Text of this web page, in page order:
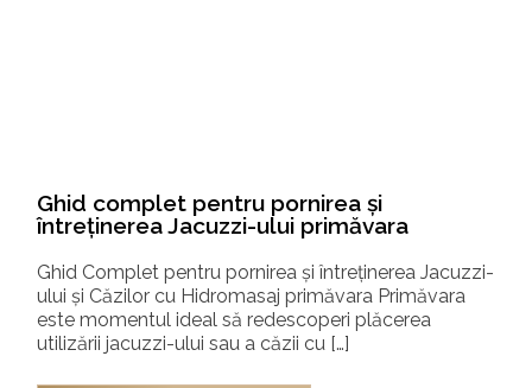
Ghid complet: Cum să alegi sauna care se
armonizează cu stilul tău de viață
Alegerea saunei potrivite pentru tine: Infraroșu sau
Tradițională? Cultura saunei a fost întotdeauna un
spațiu al simplității și al seninătății. Însă, pe măsură
ce conceptul […]